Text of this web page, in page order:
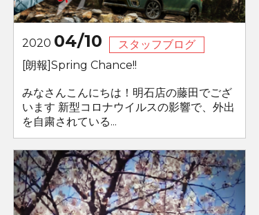
2020 04/10
スタッフブログ
[朗報]Spring Chance!!
みなさんこんにちは！明石店の藤田でござ
います 新型コロナウイルスの影響で、外出
を自粛されている...